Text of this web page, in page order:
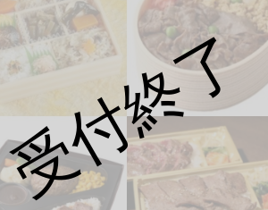
受付終了